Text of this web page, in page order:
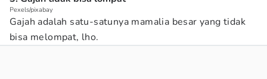
Pexels/pixabay
Gajah adalah satu-satunya mamalia besar yang tidak
bisa melompat, lho.